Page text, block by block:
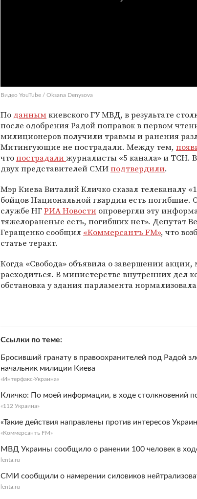
Видео YouTube / Oksana Denysova
По даннымкиевского ГУ МВД, в результате
после одобрения Радой поправок в первом
милиционеров получили травмы и ранения
Митингующие не пострадали. Между тем,
чтопострадалижурналисты «5 канала» и ТСН.
двух представителей СМИподтвердили.
Мэр Киева Виталий Кличко сказал телеканалу
бойцов Национальной гвардии есть погибшие.
службе НГРИА Новости опровергли эту
тяжелораненые есть, погибших нет». Депутат
Геращенко сообщил «Коммерсантъ FM», что
статье теракт.
Когда «Свобода» объявила о завершении
расходиться. В министерстве внутренних дел
обстановка у здания парламента
Ссылки по теме
Бросивший гранату в правоохранителей под Радой
начальник милиции Киева
«Интерфакс-Украина»
Кличко: По моей информации, в ходе столкновений
«112 Украина»
«Такие действия направлены против интересов
«Коммерсантъ FM»
МВД Украины сообщило о ранении 100 человек в
lenta.ru
СМИ сообщили о намерении силовиков
lenta.ru